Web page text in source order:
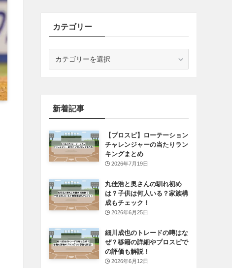
カテゴリー
新着記事
【プロスピ】ローテーション
チャレンジャーの当たりラン
キングまとめ
2026年7月19日
丸佳浩と奥さんの馴れ初め
は？子供は何人いる？家族構
成もチェック！
2026年6月25日
細川成也のトレードの噂はな
ぜ？移籍の詳細やプロスピで
の評価も解説！
2026年6月12日